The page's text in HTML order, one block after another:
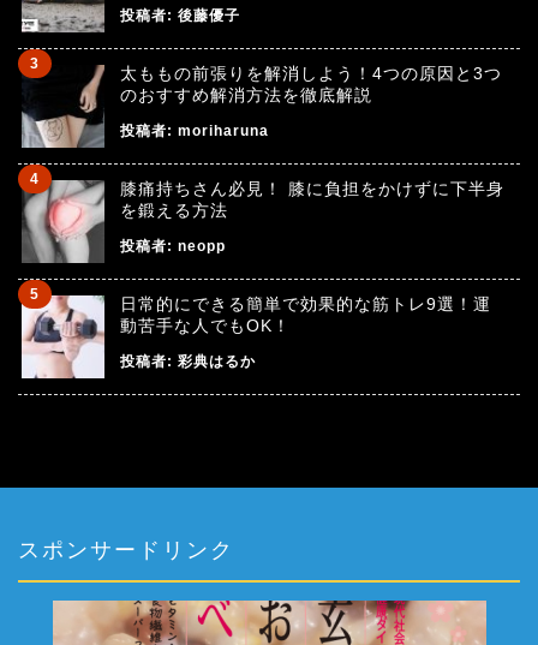
投稿者: 後藤優子
太ももの前張りを解消しよう！4つの原因と3つ
のおすすめ解消方法を徹底解説
投稿者: moriharuna
膝痛持ちさん必見！ 膝に負担をかけずに下半身
を鍛える方法
投稿者: neopp
日常的にできる簡単で効果的な筋トレ9選！運
動苦手な人でもOK！
投稿者: 彩典はるか
スポンサードリンク